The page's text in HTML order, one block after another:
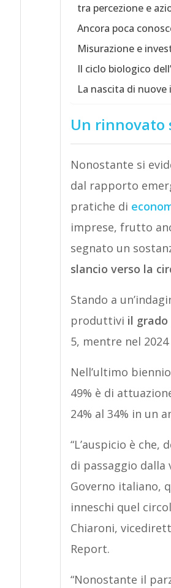
tra percezione e
Ancora poca
Misurazione e
Il ciclo biologico
La nascita di
Un rinnovato
Nonostante si
dal rapporto
pratiche di
imprese, frutto
segnato un
slancio verso la
Stando a
produttivi il grado
5, mentre nel
Nell’ultimo
49% è di
24% al 34% in un
“L’auspicio è che,
di passaggio dalla
Governo italiano,
inneschi quel
Chiaroni,
Report.
“Nonostante il